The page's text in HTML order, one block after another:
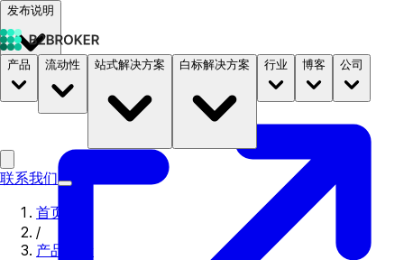
发布说明
文档 定价 B2STORE
产品 流动性 站式解决方案 白标解决方案 行业 博客 公司
联系我们
首页
/
产品更新